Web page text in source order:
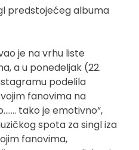
predstojećeg albuma
je na vrhu liste
a u ponedeljak (22.
podelila
fanovima na
tako je emotivno“,
spota za singl iza
fanovima,